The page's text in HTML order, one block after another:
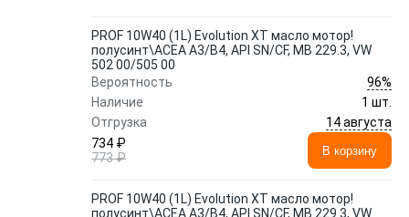
PROF 10W40 (1L) Evolution XT масло мотор!
полусинт\ACEA A3/B4, API SN/CF, MB 229.3, VW
502 00/505 00
Вероятность
96%
Наличие
1 шт.
Отгрузка
14 августа
734 ₽
773 ₽
В корзину
PROF 10W40 (1L) Evolution XT масло мотор!
полусинт\ACEA A3/B4, API SN/CF, MB 229.3, VW